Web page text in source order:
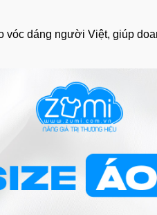
vóc dáng người Việt, giúp